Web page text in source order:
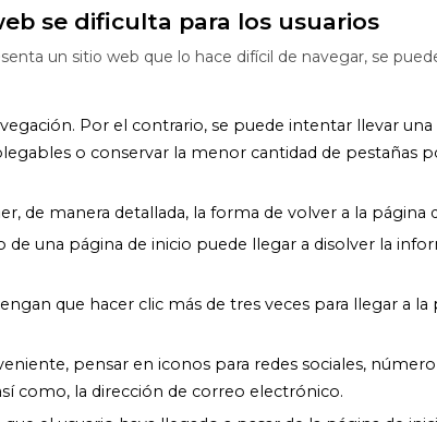
se dificulta para los usuarios
un sitio web que lo hace difícil de navegar, se
Por el contrario, se puede intentar llevar una
o conservar la menor cantidad de pestañas
de manera detallada, la forma de volver a la página
una página de inicio puede llegar a disolver la
que hacer clic más de tres veces para llegar a la
pensar en iconos para redes sociales, número
como, la dirección de correo electrónico.